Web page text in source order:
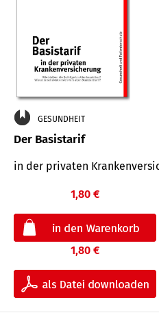
GESUNDHEIT
Der Basistarif
in der privaten
1,80 €
1,80 €